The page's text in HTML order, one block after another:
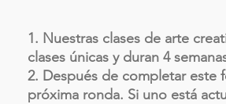
1. Nuestras clases de arte
clases únicas y duran 4
2. Después de completar este
próxima ronda. Si uno está